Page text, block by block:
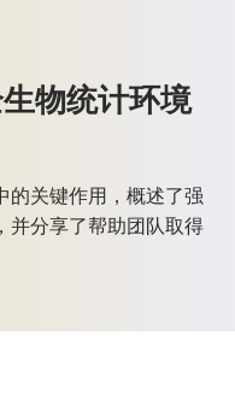
物统计环境
的关键作用，概述了强
并分享了帮助团队取得